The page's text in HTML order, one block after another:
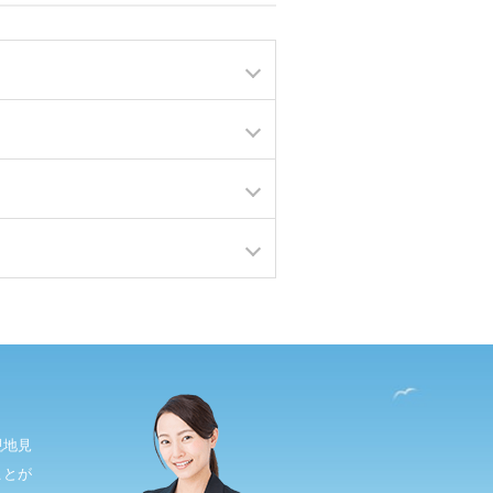
地見
とが